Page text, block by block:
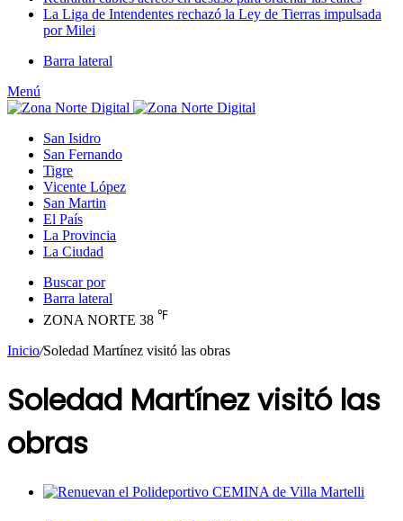
La Liga de Intendentes rechazó la Ley de Tierras impulsada
por Milei
Barra lateral
Menú
San Isidro
San Fernando
Tigre
Vicente López
San Martin
El País
La Provincia
La Ciudad
Buscar por
Barra lateral
ZONA NORTE 38 ℉
Inicio/Soledad Martínez visitó las obras
Soledad Martínez visitó las
obras